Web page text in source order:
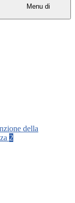
Menu di
della
2